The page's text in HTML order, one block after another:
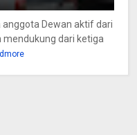
Dewan aktif dari
mendukung dari ketiga